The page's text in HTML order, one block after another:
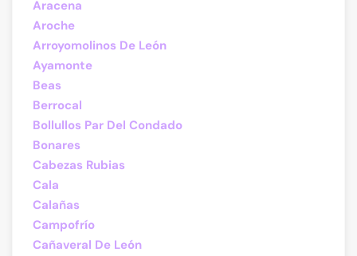
Aracena
Aroche
Arroyomolinos De León
Ayamonte
Beas
Berrocal
Bollullos Par Del Condado
Bonares
Cabezas Rubias
Cala
Calañas
Campofrío
Cañaveral De León